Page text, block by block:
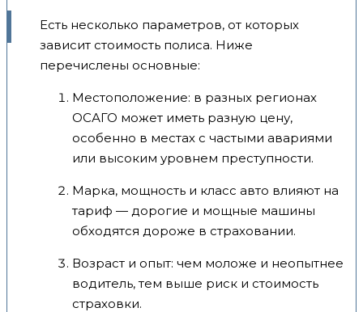
Есть несколько параметров, от которых
зависит стоимость полиса. Ниже
перечислены основные:
Местоположение: в разных регионах
ОСАГО может иметь разную цену,
особенно в местах с частыми авариями
или высоким уровнем преступности.
Марка, мощность и класс авто влияют на
тариф — дорогие и мощные машины
обходятся дороже в страховании.
Возраст и опыт: чем моложе и неопытнее
водитель, тем выше риск и стоимость
страховки.